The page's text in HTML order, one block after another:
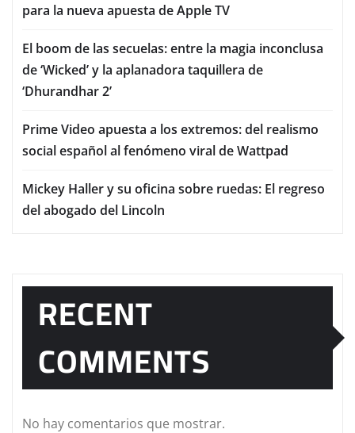
para la nueva apuesta de Apple TV
El boom de las secuelas: entre la magia inconclusa
de ‘Wicked’ y la aplanadora taquillera de
‘Dhurandhar 2’
Prime Video apuesta a los extremos: del realismo
social español al fenómeno viral de Wattpad
Mickey Haller y su oficina sobre ruedas: El regreso
del abogado del Lincoln
RECENT
COMMENTS
No hay comentarios que mostrar.